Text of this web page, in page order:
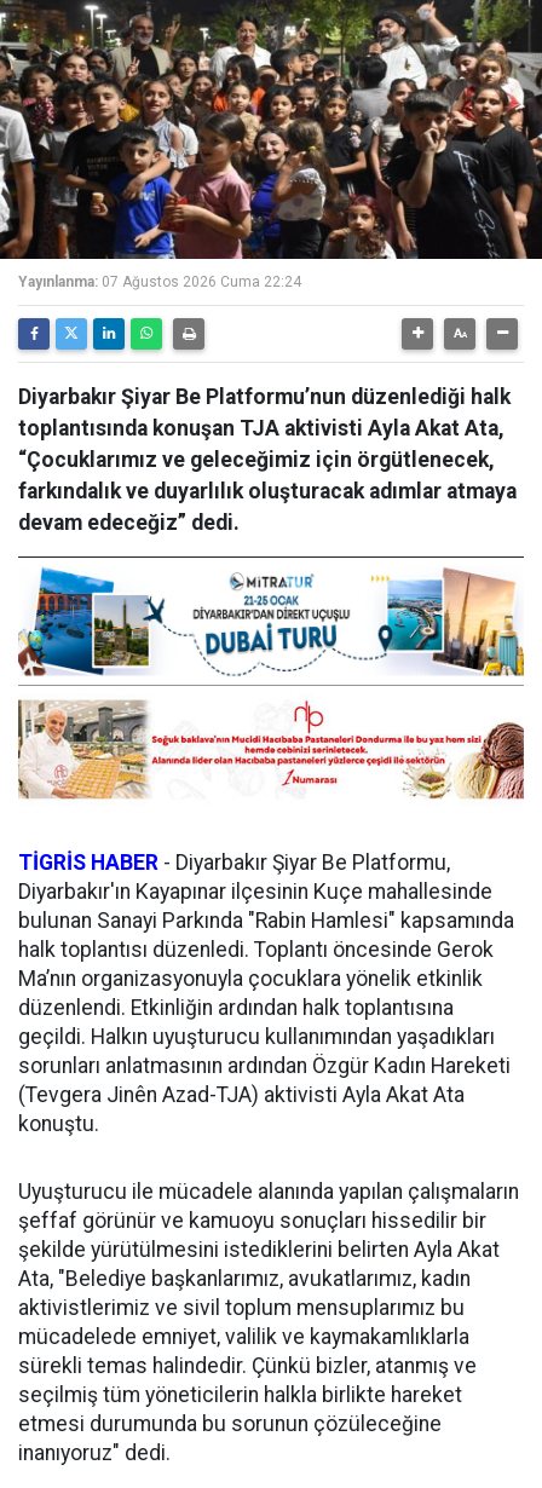
Yayınlanma: 07 Ağustos 2026 Cuma 22:24
Diyarbakır Şiyar Be Platformu’nun düzenlediği halk
toplantısında konuşan TJA aktivisti Ayla Akat Ata,
“Çocuklarımız ve geleceğimiz için örgütlenecek,
farkındalık ve duyarlılık oluşturacak adımlar atmaya
devam edeceğiz” dedi.
TİGRİS HABER - Diyarbakır Şiyar Be Platformu,
Diyarbakır'ın Kayapınar ilçesinin Kuçe mahallesinde
bulunan Sanayi Parkında "Rabin Hamlesi" kapsamında
halk toplantısı düzenledi. Toplantı öncesinde Gerok
Ma’nın organizasyonuyla çocuklara yönelik etkinlik
düzenlendi. Etkinliğin ardından halk toplantısına
geçildi. Halkın uyuşturucu kullanımından yaşadıkları
sorunları anlatmasının ardından Özgür Kadın Hareketi
(Tevgera Jinên Azad-TJA) aktivisti Ayla Akat Ata
konuştu.
Uyuşturucu ile mücadele alanında yapılan çalışmaların
şeffaf görünür ve kamuoyu sonuçları hissedilir bir
şekilde yürütülmesini istediklerini belirten Ayla Akat
Ata, "Belediye başkanlarımız, avukatlarımız, kadın
aktivistlerimiz ve sivil toplum mensuplarımız bu
mücadelede emniyet, valilik ve kaymakamlıklarla
sürekli temas halindedir. Çünkü bizler, atanmış ve
seçilmiş tüm yöneticilerin halkla birlikte hareket
etmesi durumunda bu sorunun çözüleceğine
inanıyoruz" dedi.